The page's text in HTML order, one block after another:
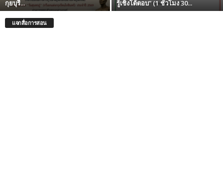
กุยบุรี...
รู้เชิงโต้ตอบ” (1 ชั่วโมง 30...
แจกสื่อการสอน